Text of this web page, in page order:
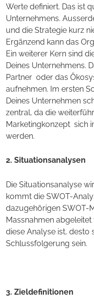
Werte definiert. Das ist
Unternehmens.
und die Strategie kurz
Ergänzend kann das
Ein weiterer Kern sind
Deines Unternehmens.
Partner oder das
aufnehmen. Im ersten
Deines Unternehmen
zentral, da die
Marketingkonzept sich
werden.
2. Situationsanalysen
Die Situationsanalyse
kommt die SWOT-
dazugehörigen SWOT-
Massnahmen
diese Analyse ist,
Schlussfolgerung sein.
3. Zieldefinitionen